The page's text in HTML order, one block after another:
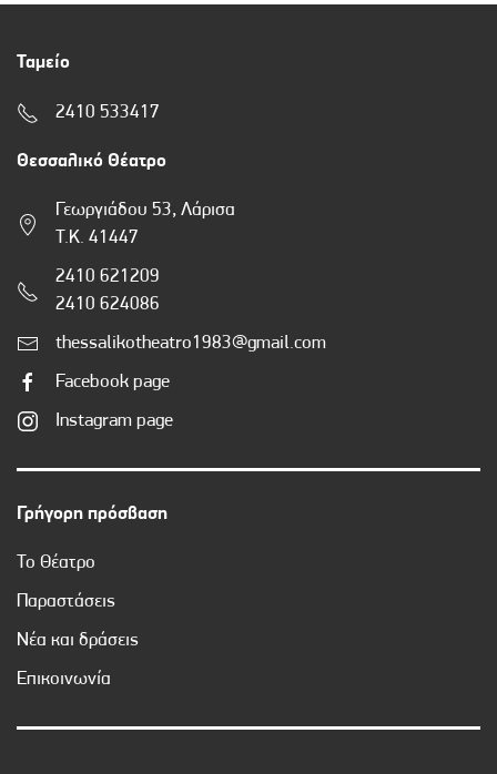
Ταμείο
2410 533417
Θεσσαλικό Θέατρο
Γεωργιάδου 53, Λάρισα
Τ.Κ. 41447
2410 621209
2410 624086
thessalikotheatro1983@gmail.com
Facebook page
Instagram page
Γρήγορη πρόσβαση
Το Θέατρο
Παραστάσεις
Νέα και δράσεις
Επικοινωνία